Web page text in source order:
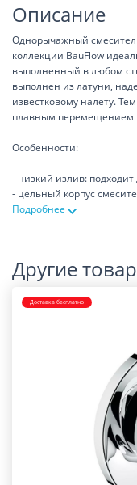
Описание
Однорычажный
коллекции BauFlow
выполненный в любом
выполнен из латуни,
известковому налету.
плавным перемещением
Особенности:
- низкий излив:
- цельный корпус
Подробнее
Другие
Доставка бесплатно